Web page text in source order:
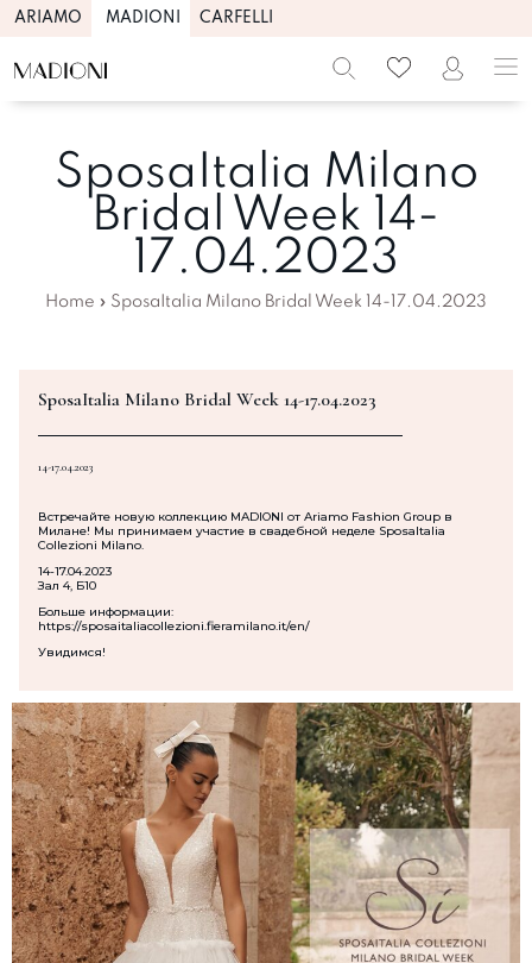
ARIAMO MADIONI CARFELLI
SposaItalia Milano
Bridal Week 14-
17.04.2023
Home » SposaItalia Milano Bridal Week 14-17.04.2023
SposaItalia Milano Bridal Week 14-17.04.2023
14-17.04.2023
Встречайте новую коллекцию MADIONI от Ariamo Fashion Group в
Милане! Мы принимаем участие в свадебной неделе SposaItalia
Collezioni Milano.
14-17.04.2023
Зал 4, Б10
Больше информации:
https://sposaitaliacollezioni.fieramilano.it/en/
Увидимся!